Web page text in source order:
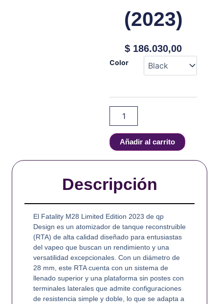
(2023)
$ 186.030,00
Color
QP
M28
Limited
Edition
cantidad
Añadir al carrito
Descripción
El Fatality M28 Limited Edition 2023 de qp
Design es un atomizador de tanque reconstruible
(RTA) de alta calidad diseñado para entusiastas
del vapeo que buscan un rendimiento y una
versatilidad excepcionales. Con un diámetro de
28 mm, este RTA cuenta con un sistema de
llenado superior y una plataforma sin postes con
terminales laterales que admite configuraciones
de resistencia simple y doble, lo que se adapta a